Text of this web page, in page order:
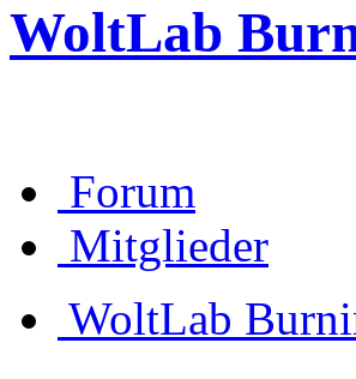
WoltLab
Forum
Mitglieder
WoltLab